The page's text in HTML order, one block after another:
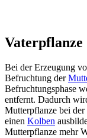
Vaterpflanze
Bei der Erzeugung
Befruchtung der
Befruchtungsphase
entfernt. Dadurch
Mutterpflanze bei der
einen Kolben
Mutterpflanze mehr